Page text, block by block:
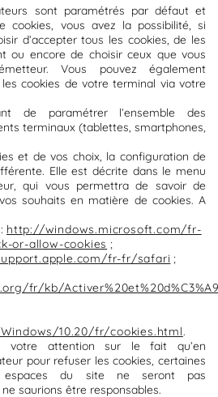
sont paramétrés par défaut et
cookies, vous avez la possibilité, si
d’accepter tous les cookies, de les
ou encore de choisir ceux que vous
Vous pouvez également
cookies de votre terminal via votre
de paramétrer l’ensemble des
terminaux (tablettes, smartphones,
et de vos choix, la configuration de
Elle est décrite dans le menu
qui vous permettra de savoir de
souhaits en matière de cookies. A
http://windows.microsoft.com/fr-
or-allow-cookies ;
fr-fr/safari ;
fr/kb/
10.20/fr/cookies.html
votre attention sur le fait qu’en
pour refuser les cookies, certaines
espaces du site ne seront pas
saurions être responsables.